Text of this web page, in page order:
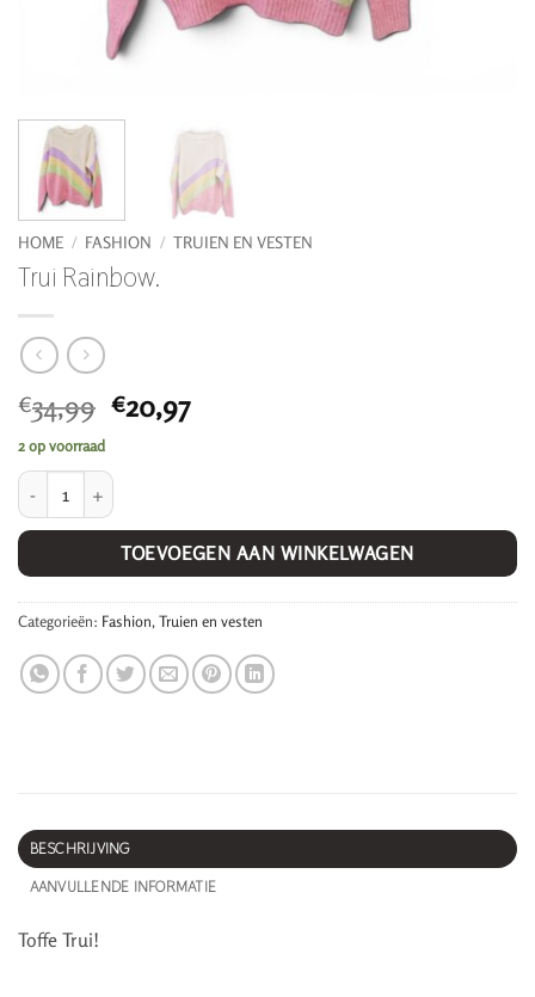
HOME / FASHION / TRUIEN EN VESTEN
Trui Rainbow.
€34,99 Oorspronkelijke
€20,97Huidige
2 op voorraad
Trui Rainbow. aantal
TOEVOEGEN AAN WINKELWAGEN
Categorieën: Fashion, Truien en vesten
BESCHRIJVING
AANVULLENDE INFORMATIE
Toffe Trui!